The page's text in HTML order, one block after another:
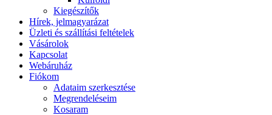
Kiegészítők
Hírek, jelmagyarázat
Üzleti és szállítási feltételek
Vásárolok
Kapcsolat
Webáruház
Fiókom
Adataim szerkesztése
Megrendeléseim
Kosaram